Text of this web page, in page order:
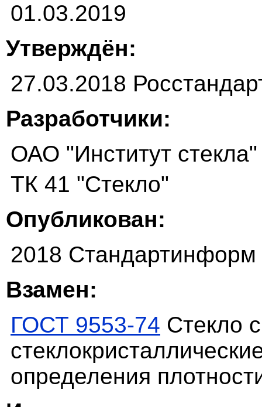
01.03.2019
Утверждён:
27.03.2018
Разработчики:
ОАО "Институт стекла"
ТК 41 "Стекло"
Опубликован:
2018 Стандартинформ
Взамен:
ГОСТ 9553-74 Стекло
определения